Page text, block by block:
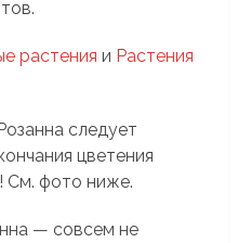
растения и Растения
следует
цветения
См. фото ниже.
— совсем не